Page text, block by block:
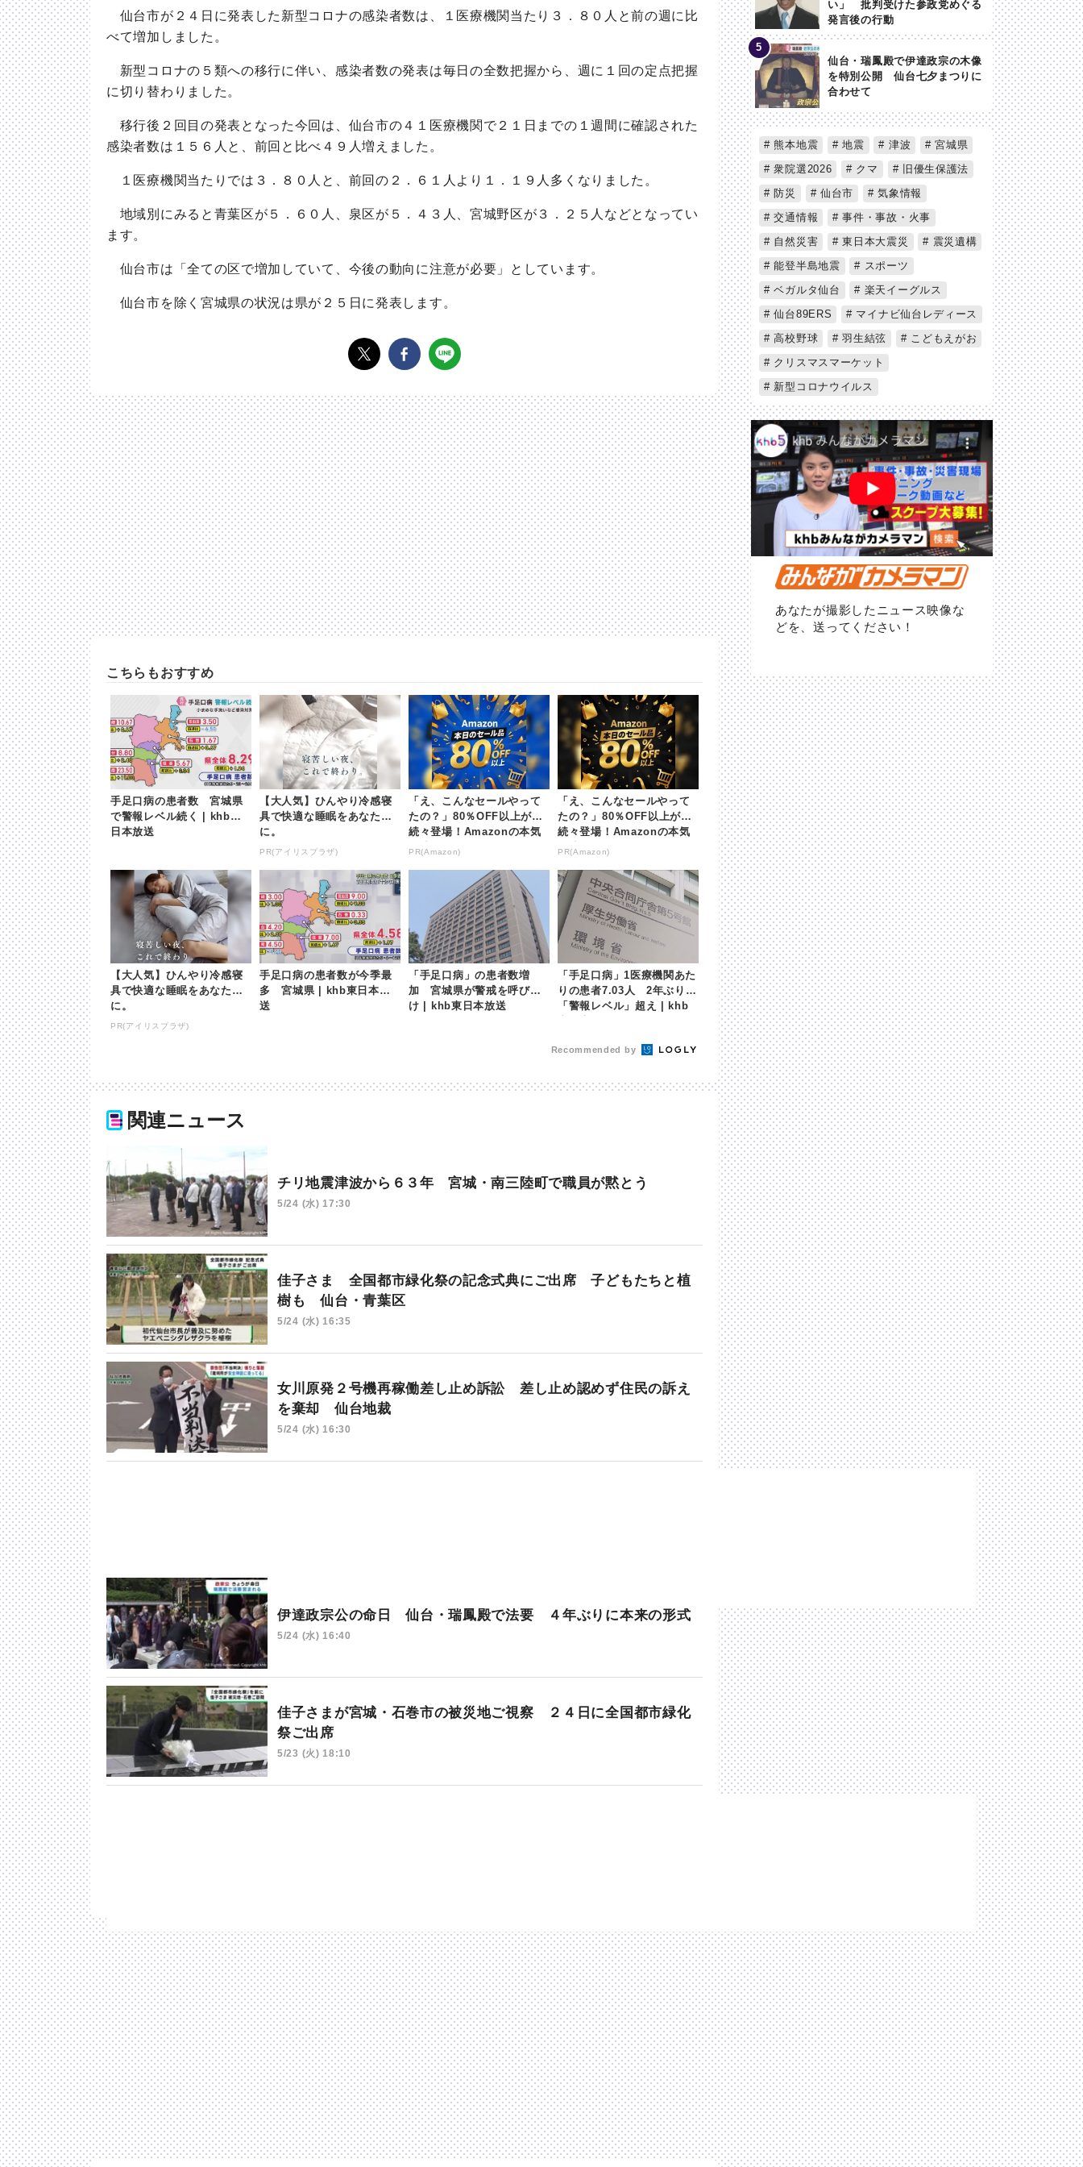
仙台市が２４日に発表した新型コロナの感染者数は、１医療機関当たり３．８０人と前の週に比
べて増加しました。
新型コロナの５類への移行に伴い、感染者数の発表は毎日の全数把握から、週に１回の定点把握
に切り替わりました。
移行後２回目の発表となった今回は、仙台市の４１医療機関で２１日までの１週間に確認された
感染者数は１５６人と、前回と比べ４９人増えました。
１医療機関当たりでは３．８０人と、前回の２．６１人より１．１９人多くなりました。
地域別にみると青葉区が５．６０人、泉区が５．４３人、宮城野区が３．２５人などとなってい
ます。
仙台市は「全ての区で増加していて、今後の動向に注意が必要」としています。
仙台市を除く宮城県の状況は県が２５日に発表します。
こちらもおすすめ
手足口病の患者数 宮城県
で警報レベル続く | khb東
日本放送
【大人気】ひんやり冷感寝
具で快適な睡眠をあなた
に。
PR(アイリスプラザ)
「え、こんなセールやって
たの？」80％OFF以上が
続々登場！Amazonの本気
が凄すぎる
PR(Amazon)
「え、こんなセールやって
たの？」80％OFF以上が
続々登場！Amazonの本気
が凄すぎる
PR(Amazon)
【大人気】ひんやり冷感寝
具で快適な睡眠をあなた
に。
PR(アイリスプラザ)
手足口病の患者数が今季最
多 宮城県 | khb東日本放
送
「手足口病」の患者数増
加 宮城県が警戒を呼び掛
け | khb東日本放送
「手足口病」1医療機関あた
りの患者7.03人 2年ぶり
「警報レベル」超え | khb
Recommended by
関連ニュース
チリ地震津波から６３年 宮城・南三陸町で職員が黙とう
5/24 (水) 17:30
佳子さま 全国都市緑化祭の記念式典にご出席 子どもたちと植
樹も 仙台・青葉区
5/24 (水) 16:35
女川原発２号機再稼働差し止め訴訟 差し止め認めず住民の訴え
を棄却 仙台地裁
5/24 (水) 16:30
伊達政宗公の命日 仙台・瑞鳳殿で法要 ４年ぶりに本来の形式
5/24 (水) 16:40
佳子さまが宮城・石巻市の被災地ご視察 ２４日に全国都市緑化
祭ご出席
5/23 (火) 18:10
い」 批判受けた参政党めぐる
発言後の行動
仙台・瑞鳳殿で伊達政宗の木像
を特別公開 仙台七夕まつりに
合わせて
熊本地震 地震 津波
宮城県
衆院選2026
クマ
旧優生保護法
防災
仙台市
気象情報
交通情報
事件・事故・火事
自然災害
東日本大震災
震災遺構
能登半島地震
スポーツ
ベガルタ仙台
楽天イーグルス
仙台89ERS
マイナビ仙台レディース
高校野球
羽生結弦
こどもえがお
クリスマスマーケット
新型コロナウイルス
あなたが撮影したニュース映像な
どを、送ってください！